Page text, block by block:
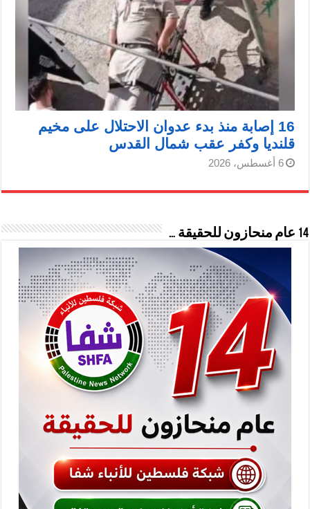
16 إصابة منذ بدء عدوان الاحتلال على مخيم
قلنديا وكفر عقب شمال القدس
6 أغسطس، 2026
14 عام منحازون للحقيقة …